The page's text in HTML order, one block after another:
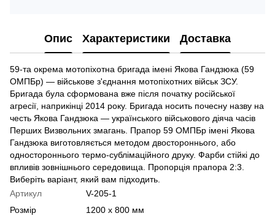
Опис Характеристики Доставка
59-та окрема мотопіхотна бригада імені Якова Гандзюка (59
ОМПБр) — військове з'єднання мотопіхотних військ ЗСУ.
Бригада була сформована вже після початку російської
агресії, наприкінці 2014 року. Бригада носить почесну назву на
честь Якова Гандзюка — українського військового діяча часів
Перших Визвольних змагань. Прапор 59 ОМПБр імені Якова
Гандзюка виготовляється методом двостороннього, або
одностороннього термо-сублімаційного друку. Фарби стійкі до
впливів зовнішнього середовища. Пропорція прапора 2:3.
Виберіть варіант, який вам підходить.
Артикул
V-205-1
Розмір
1200 х 800 мм